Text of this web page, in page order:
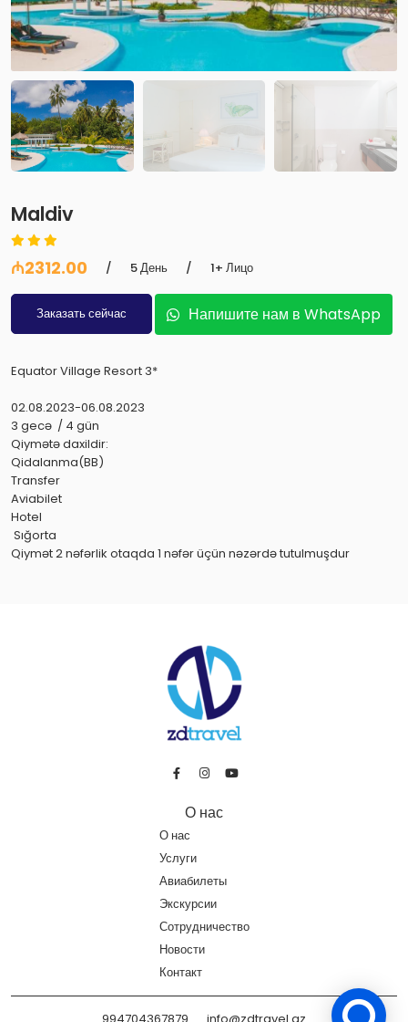
Maldiv
₼2312.00 / 5 День / 1+ Лицо
Заказать сейчас Напишите нам в WhatsApp
Equator Village Resort 3*
02.08.2023-06.08.2023
3 gecə / 4 gün
Qiymətə daxildir:
Qidalanma(BB)
Transfer
Aviabilet
Hotel
Sığorta
Qiymət 2 nəfərlik otaqda 1 nəfər üçün nəzərdə tutulmuşdur
О нас
О нас
Услуги
Авиабилеты
Экскурсии
Сотрудничество
Новости
Контакт